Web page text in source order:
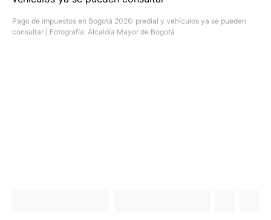
Pago de impuestos en Bogotá 2026: predial y vehículos ya se pueden
consultar | Fotografía: Alcaldía Mayor de Bogotá